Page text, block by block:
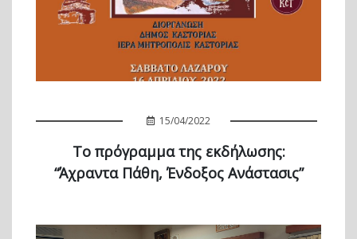
15/04/2022
Το πρόγραμμα της εκδήλωσης:
“Άχραντα Πάθη, Ένδοξος Ανάστασις”